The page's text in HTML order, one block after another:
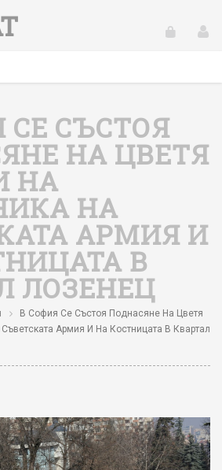
СЕ СЪСТОЯ
НА ЦВЕТЯ
НА
НА
АРМИЯ И
В
ЛОЗЕНЕЦ
В София Се Състоя Поднасяне На Цветя
Армия И На Костницата В Квартал